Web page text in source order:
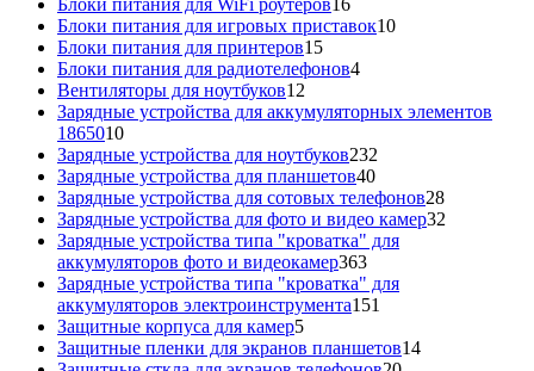
Блоки питания для WiFi роутеров16
товаров
Блоки питания для игровых приставок1010
Блоки питания для принтеров1515
товаров
Блоки питания для радиотелефонов44
Вентиляторы для ноутбуков12
товаров
Зарядные устройства для аккумуляторных элементов
186501010
товаров
Зарядные устройства для ноутбуков232
Зарядные устройства для планшетов4040
товаров
Зарядные устройства для сотовых телефонов2828
товаров
Зарядные устройства для фото и видео камер32
Зарядные устройства типа "кроватка" для
аккумуляторов фото и видеокамер363363
товара
Зарядные устройства типа "кроватка" для
аккумуляторов электроинструмента151
Защитные корпуса для камер55
товаров
Защитные пленки для экранов планшетов1414